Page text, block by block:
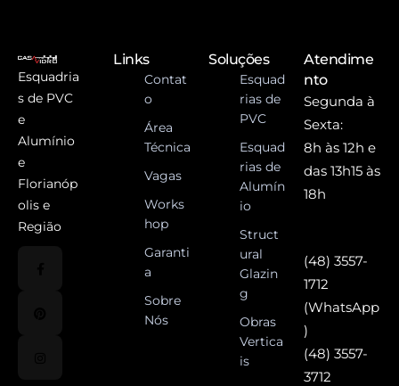
Esquadria
s de PVC
e
Alumínio
e
Florianóp
olis e
Região
Links
Contat
o
Área
Técnica
Vagas
Works
hop
Garanti
a
Sobre
Nós
Soluções
Esquad
rias de
PVC
Esquad
rias de
Alumín
io
Struct
ural
Glazin
g
Obras
Vertica
is
Atendime
nto
Segunda à
Sexta:
8h às 12h e
das 13h15 às
18h
(48) 3557-
1712
(WhatsApp
)
(48) 3557-
3712